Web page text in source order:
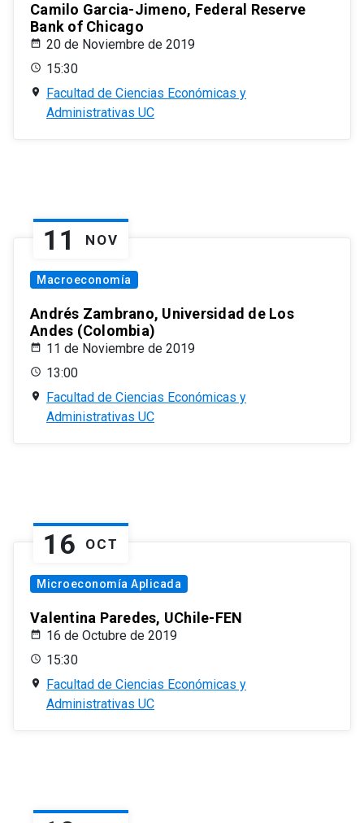
Camilo Garcia-Jimeno, Federal Reserve
Bank of Chicago
20 de Noviembre de 2019
15:30
Facultad de Ciencias Económicas y
Administrativas UC
11 NOV
Macroeconomía
Andrés Zambrano, Universidad de Los
Andes (Colombia)
11 de Noviembre de 2019
13:00
Facultad de Ciencias Económicas y
Administrativas UC
16 OCT
Microeconomía Aplicada
Valentina Paredes, UChile-FEN
16 de Octubre de 2019
15:30
Facultad de Ciencias Económicas y
Administrativas UC